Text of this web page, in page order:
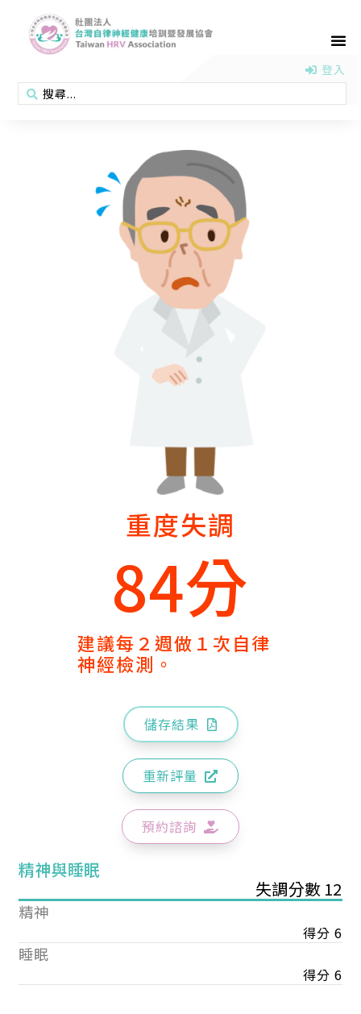
登入
重度失調
84分
建議每２週做１次自律
神經檢測。
儲存結果
重新評量
預約諮詢
精神與睡眠
失調分數 12
精神
得分 6
睡眠
得分 6